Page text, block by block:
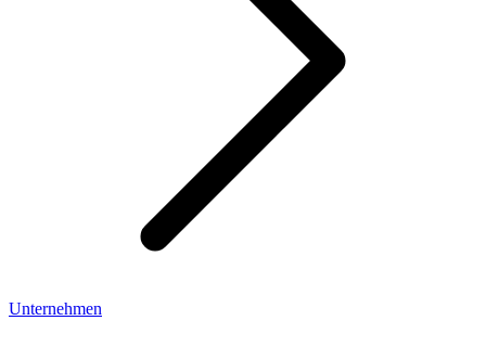
Unternehmen